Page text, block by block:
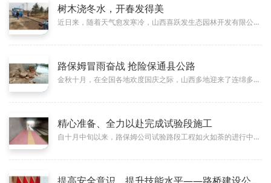
03-02 树木浇冬水，开春发得美
近日来，随着天气愈发寒冷，山西喜跃发生态园林开发有限公司对周边育苗地、绿化带、经济林及草坪各处苗木展开了大规模冬季灌溉工...
03-02 路保姆冒雨奋战 抢险保通县公路
金秋十月，在全国各地欢度国庆之际，山西多地迎来了连绵多日的强降雨。受持续强降雨影响，太原市阳曲县康西公路等多处路段出现山...
03-02 精心准备、全力以赴完成试验段施工
自十月中旬以来，路保姆公司试验路段工程如火如荼的进行中，本次试验段工程主要围绕罩面、灌缝、防护、亮化、标线等5大类，14...